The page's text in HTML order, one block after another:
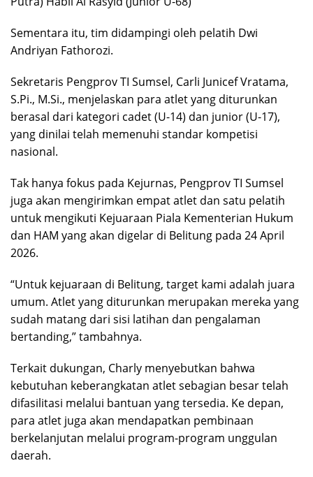
Sementara itu, tim didampingi oleh pelatih Dwi
Andriyan Fathorozi.
Sekretaris Pengprov TI Sumsel, Carli Junicef Vratama,
S.Pi., M.Si., menjelaskan para atlet yang diturunkan
berasal dari kategori cadet (U-14) dan junior (U-17),
yang dinilai telah memenuhi standar kompetisi
nasional.
Tak hanya fokus pada Kejurnas, Pengprov TI Sumsel
juga akan mengirimkan empat atlet dan satu pelatih
untuk mengikuti Kejuaraan Piala Kementerian Hukum
dan HAM yang akan digelar di Belitung pada 24 April
2026.
“Untuk kejuaraan di Belitung, target kami adalah juara
umum. Atlet yang diturunkan merupakan mereka yang
sudah matang dari sisi latihan dan pengalaman
bertanding,” tambahnya.
Terkait dukungan, Charly menyebutkan bahwa
kebutuhan keberangkatan atlet sebagian besar telah
difasilitasi melalui bantuan yang tersedia. Ke depan,
para atlet juga akan mendapatkan pembinaan
berkelanjutan melalui program-program unggulan
daerah.